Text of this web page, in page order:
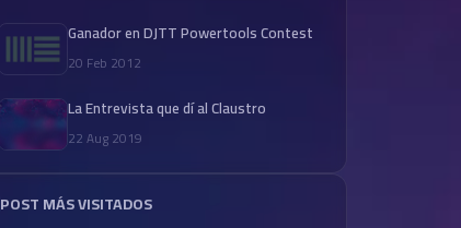
Ganador en DJTT Powertools Contest
20 Feb 2012
La Entrevista que dí al Claustro
22 Aug 2019
POST MÁS VISITADOS